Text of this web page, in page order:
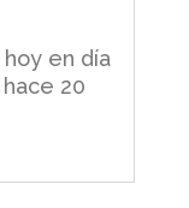
en día
20